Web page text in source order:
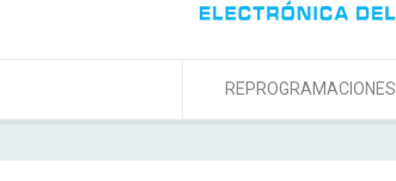
REPROGRAMACIONES